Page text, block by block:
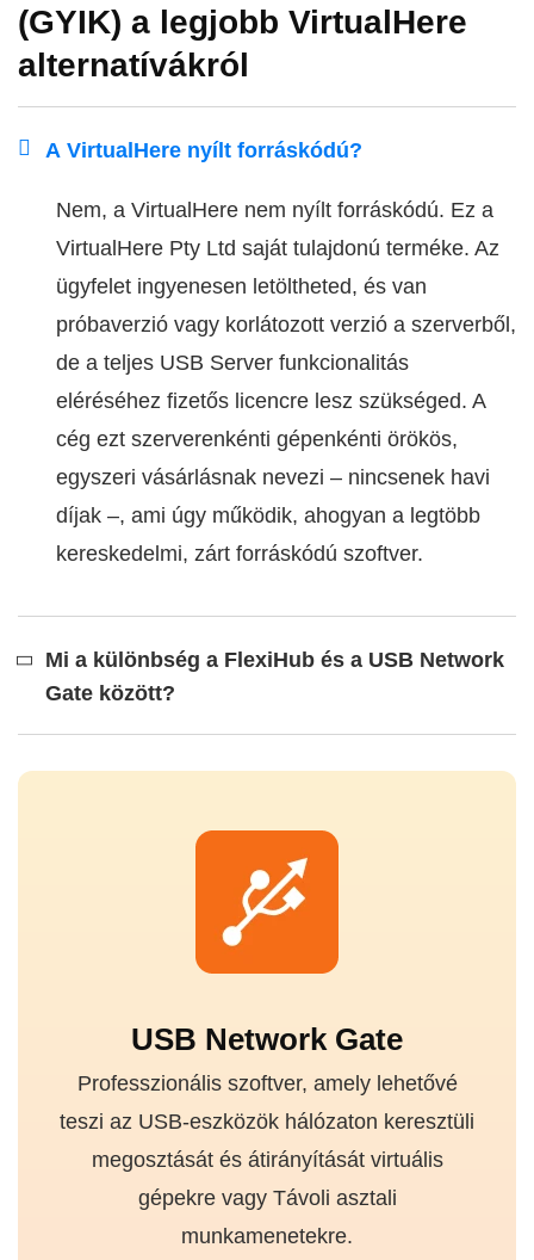
(GYIK) a legjobb VirtualHere
alternatívákról
A VirtualHere nyílt forráskódú?
Nem, a VirtualHere nem nyílt forráskódú. Ez a
VirtualHere Pty Ltd saját tulajdonú terméke. Az
ügyfelet ingyenesen letöltheted, és van
próbaverzió vagy korlátozott verzió a szerverből,
de a teljes USB Server funkcionalitás
eléréséhez fizetős licencre lesz szükséged. A
cég ezt szerverenkénti gépenkénti örökös,
egyszeri vásárlásnak nevezi – nincsenek havi
díjak –, ami úgy működik, ahogyan a legtöbb
kereskedelmi, zárt forráskódú szoftver.
Mi a különbség a FlexiHub és a USB Network
Gate között?
USB Network Gate
Professzionális szoftver, amely lehetővé
teszi az USB-eszközök hálózaton keresztüli
megosztását és átirányítását virtuális
gépekre vagy Távoli asztali
munkamenetekre.